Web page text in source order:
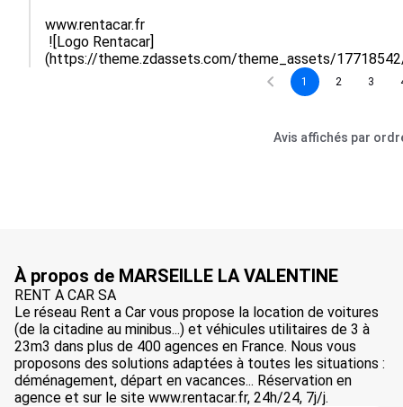
www.rentacar.fr
(https://theme.zdassets.com/theme_assets/
1 2 3
Avis affichés par
À propos de MARSEILLE LA VALENTINE
RENT A CAR SA
Le réseau Rent a Car vous propose la location de voitures
(de la citadine au minibus...) et véhicules utilitaires de 3 à
23m3 dans plus de 400 agences en France. Nous vous
proposons des solutions adaptées à toutes les situations :
déménagement, départ en vacances... Réservation en
agence et sur le site www.rentacar.fr, 24h/24, 7j/j.